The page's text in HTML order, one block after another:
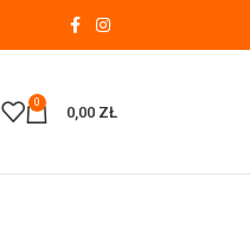
0
0,00 ZŁ